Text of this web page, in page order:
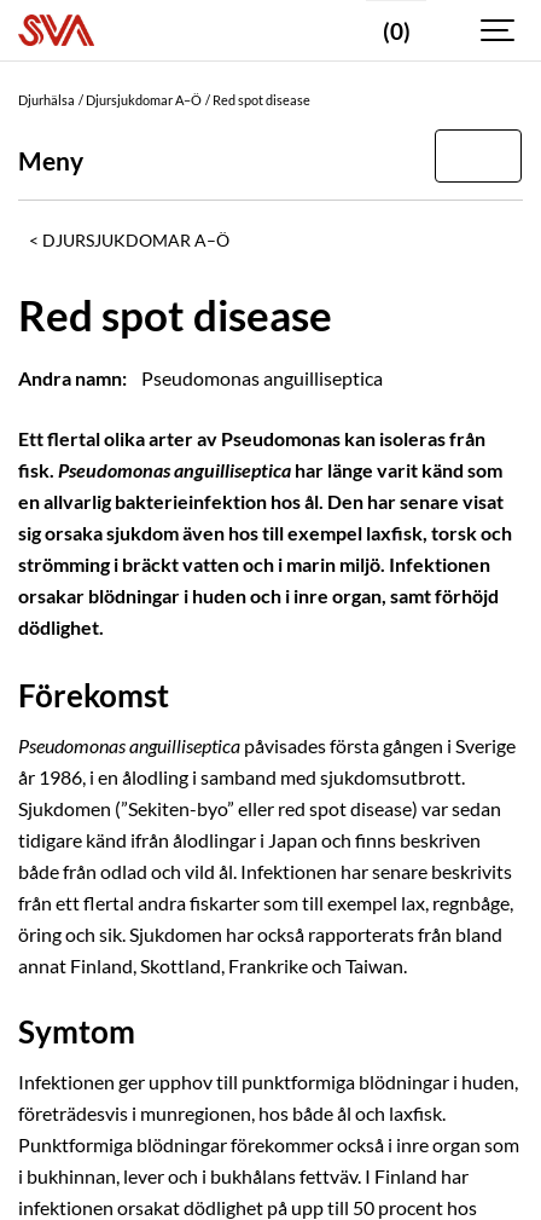
(0)
Djurhälsa Djursjukdomar A–Ö Red spot disease
Meny
DJURSJUKDOMAR A–Ö
Red spot disease
Andra namn: Pseudomonas anguilliseptica
Ett flertal olika arter av Pseudomonas kan isoleras från
fisk. Pseudomonas anguilliseptica har länge varit känd som
en allvarlig bakterieinfektion hos ål. Den har senare visat
sig orsaka sjukdom även hos till exempel laxfisk, torsk och
strömming i bräckt vatten och i marin miljö. Infektionen
orsakar blödningar i huden och i inre organ, samt förhöjd
dödlighet.
Förekomst
Pseudomonas anguilliseptica påvisades första gången i Sverige
år 1986, i en ålodling i samband med sjukdomsutbrott.
Sjukdomen (”Sekiten-byo” eller red spot disease) var sedan
tidigare känd ifrån ålodlingar i Japan och finns beskriven
både från odlad och vild ål. Infektionen har senare beskrivits
från ett flertal andra fiskarter som till exempel lax, regnbåge,
öring och sik. Sjukdomen har också rapporterats från bland
annat Finland, Skottland, Frankrike och Taiwan.
Symtom
Infektionen ger upphov till punktformiga blödningar i huden,
företrädesvis i munregionen, hos både ål och laxfisk.
Punktformiga blödningar förekommer också i inre organ som
i bukhinnan, lever och i bukhålans fettväv. I Finland har
infektionen orsakat dödlighet på upp till 50 procent hos